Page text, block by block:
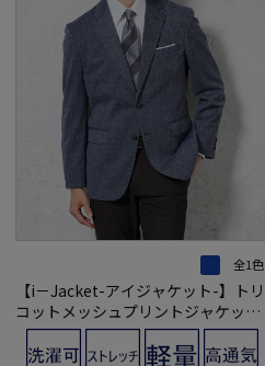
全1色
【i－Jacket-アイジャケット-】トリ
コットメッシュプリントジャケット
2つボタン ストレッチ 高通気 軽量 ブ
ルー 無地 春夏